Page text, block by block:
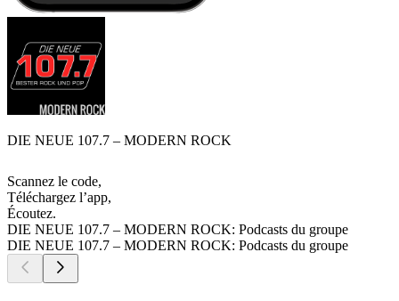
DIE NEUE 107.7 – MODERN ROCK
Scannez le code,
Téléchargez l’app,
Écoutez.
DIE NEUE 107.7 – MODERN ROCK: Podcasts du groupe
DIE NEUE 107.7 – MODERN ROCK: Podcasts du groupe